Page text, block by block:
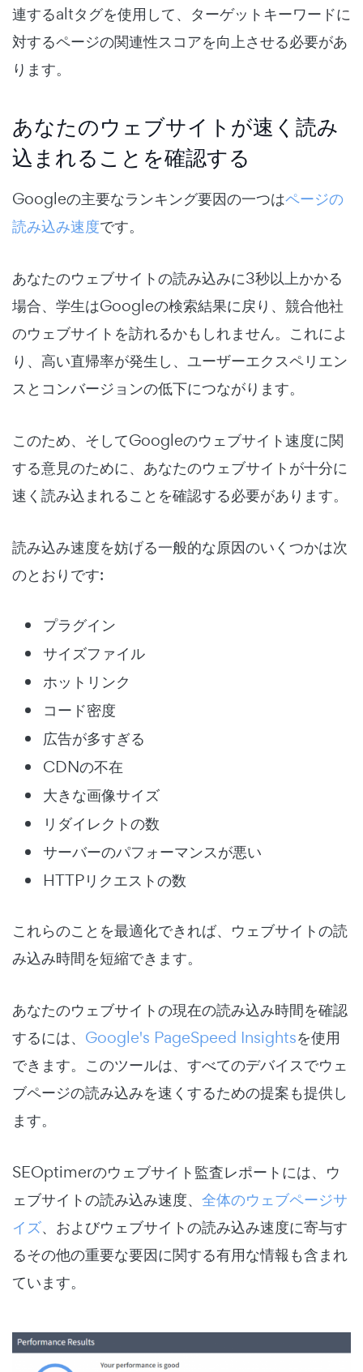
連するaltタグを使用して、ターゲットキーワードに
対するページの関連性スコアを向上させる必要があ
ります。
あなたのウェブサイトが速く読み
込まれることを確認する
Googleの主要なランキング要因の一つはページの
読み込み速度です。
あなたのウェブサイトの読み込みに3秒以上かかる
場合、学生はGoogleの検索結果に戻り、競合他社
のウェブサイトを訪れるかもしれません。これによ
り、高い直帰率が発生し、ユーザーエクスペリエン
スとコンバージョンの低下につながります。
このため、そしてGoogleのウェブサイト速度に関
する意見のために、あなたのウェブサイトが十分に
速く読み込まれることを確認する必要があります。
読み込み速度を妨げる一般的な原因のいくつかは次
のとおりです:
プラグイン
サイズファイル
ホットリンク
コード密度
広告が多すぎる
CDNの不在
大きな画像サイズ
リダイレクトの数
サーバーのパフォーマンスが悪い
HTTPリクエストの数
これらのことを最適化できれば、ウェブサイトの読
み込み時間を短縮できます。
あなたのウェブサイトの現在の読み込み時間を確認
するには、 Google's PageSpeed Insightsを使用
できます。このツールは、すべてのデバイスでウェ
ブページの読み込みを速くするための提案も提供し
ます。
SEOptimerのウェブサイト監査レポートには、ウ
ェブサイトの読み込み速度、 全体のウェブページサ
イズ、およびウェブサイトの読み込み速度に寄与す
るその他の重要な要因に関する有用な情報も含まれ
ています。